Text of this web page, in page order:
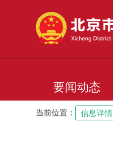
要闻动态
当前位置： 信息详情